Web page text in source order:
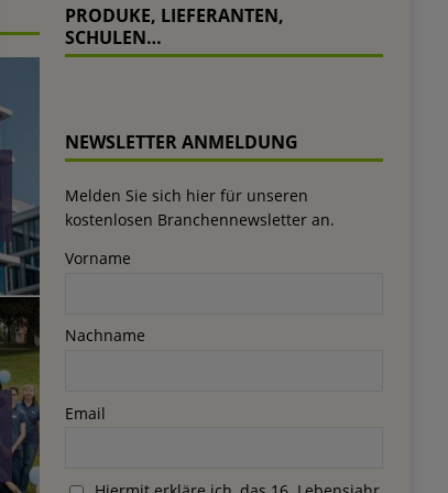
PRODUKE, LIEFERANTEN,
SCHULEN…
NEWSLETTER ANMELDUNG
Melden Sie sich hier für unseren
kostenlosen Branchennewsletter an.
Vorname
Nachname
Email